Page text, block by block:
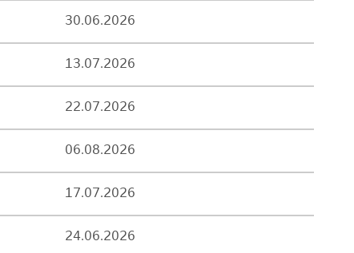
30.06.2026
13.07.2026
22.07.2026
06.08.2026
17.07.2026
24.06.2026